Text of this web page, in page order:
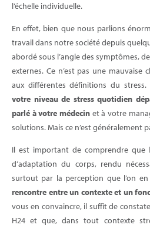
l’échelle individuelle.
En effet, bien que nous parlions
travail dans notre société depuis
abordé sous l’angle des symptômes,
externes. Ce n’est pas une mauvaise
aux différentes définitions du stress.
votre niveau de stress quotidien
parlé à votre médecin et à votre
solutions. Mais ce n’est généralement
Il est important de comprendre que
d’adaptation du corps, rendu
surtout par la perception que l’on
rencontre entre un contexte et un
vous en convaincre, il suffit de
H24 et que, dans tout contexte